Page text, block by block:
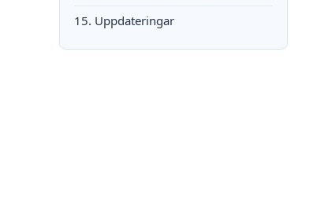
15. Uppdateringar